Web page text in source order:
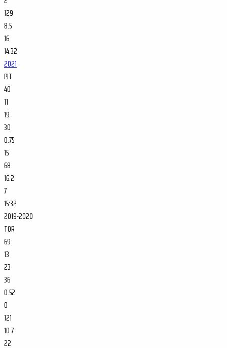
129
8.5
16
14:32
2021
PIT
40
11
19
30
0.75
15
68
16.2
7
15:32
2019-2020
TOR
69
13
23
36
0.52
0
121
10.7
22